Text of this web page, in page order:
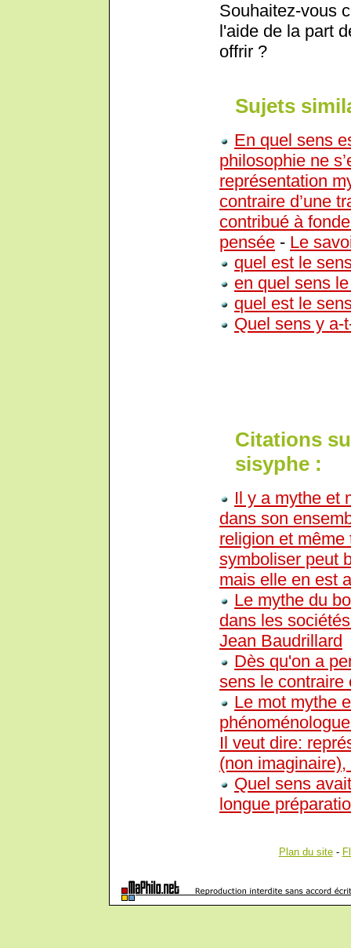
Souhaitez-vous
l'aide de la part
offrir ?
Sujets
En quel sens
philosophie ne
représentation
contraire d’une
contribué à
pensée - Le
quel est le
en quel sens
quel est le
Quel sens y a-
Citations
sisyphe :
Il y a mythe et
dans son
religion et
symboliser peut
mais elle en est
Le mythe du
dans les
Jean Baudrillard
Dès qu'on a
sens le contraire
Le mot mythe
Il veut dire:
(non
Quel sens
longue
Plan du site-